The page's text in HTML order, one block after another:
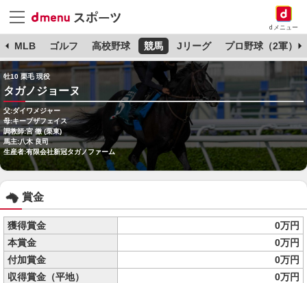
dメニュー
MLB ゴルフ 高校野球 競馬 Jリーグ プロ野球（2軍）
牡10 栗毛 現役
タガノジョーヌ
父:ダイワメジャー
母:キープザフェイス
調教師:宮 徹 (栗東)
馬主:八木 良司
生産者:有限会社新冠タガノファーム
賞金
獲得賞金
0万円
本賞金
0万円
付加賞金
0万円
収得賞金（平地）
0万円